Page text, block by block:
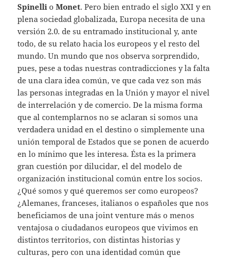
Spinelli oMonet. Pero bien entrado el siglo XXI y en
plena sociedad globalizada, Europa necesita de una
versión 2.0. de su entramado institucional y, ante
todo, de su relato hacia los europeos y el resto del
mundo. Un mundo que nos observa sorprendido,
pues, pese a todas nuestras contradicciones y la falta
de una clara idea común, ve que cada vez son más
las personas integradas en la Unión y mayor el nivel
de interrelación y de comercio. De la misma forma
que al contemplarnos no se aclaran si somos una
verdadera unidad en el destino o simplemente una
unión temporal de Estados que se ponen de acuerdo
en lo mínimo que les interesa. Ésta es la primera
gran cuestión por dilucidar, el del modelo de
organización institucional común entre los socios.
¿Qué somos y qué queremos ser como europeos?
¿Alemanes, franceses, italianos o españoles que nos
beneficiamos de una joint venture más o menos
ventajosa o ciudadanos europeos que vivimos en
distintos territorios, con distintas historias y
culturas, pero con una identidad común que